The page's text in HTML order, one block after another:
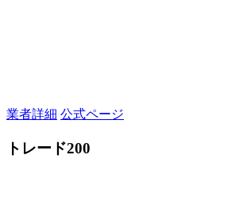
業者詳細 公式ページ
トレード200